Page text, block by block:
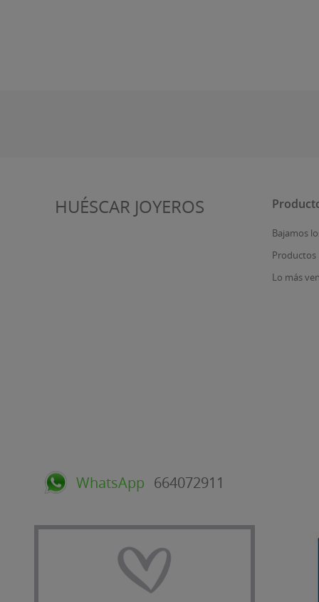
HUÉSCAR JOYEROS
Bajamos
Productos
Lo más
WhatsApp 664072911